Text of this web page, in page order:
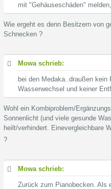
mit "Gehäuseschäden" melden,
Wie ergeht es denn Besitzern von
Schnecken ?
Mowa schrieb:
bei den Medaka..draußen
Wasserwechsel und keiner
Wohl ein Kombiproblem/
Sonnenlicht (und viele gesunde
heilt/verhindert. Einevergleichbare
?
Mowa schrieb:
Zurück zum Pianobecken. Als